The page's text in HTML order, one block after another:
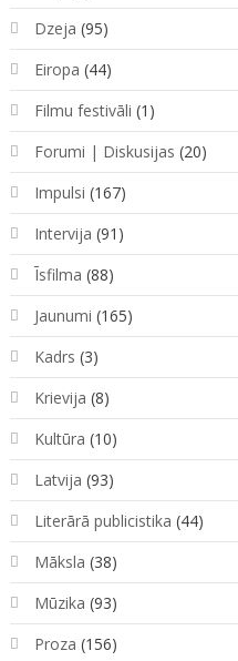
Dzeja (95)
Eiropa (44)
Filmu festivāli (1)
Forumi | Diskusijas (20)
Impulsi (167)
Intervija (91)
Īsfilma (88)
Jaunumi (165)
Kadrs (3)
Krievija (8)
Kultūra (10)
Latvija (93)
Literārā publicistika (44)
Māksla (38)
Mūzika (93)
Proza (156)